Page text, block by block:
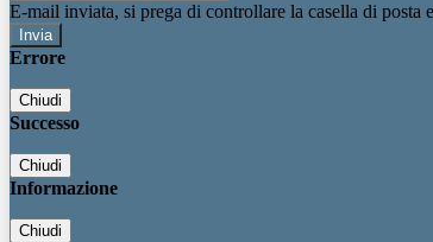
E-mail inviata, si prega di controllare la casella di posta
Errore
Chiudi
Successo
Chiudi
Informazione
Chiudi